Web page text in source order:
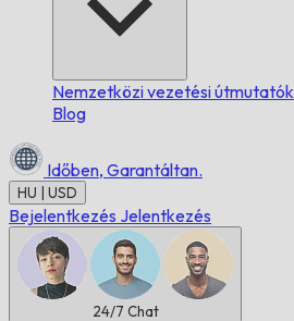
Nemzetközi vezetési útmutatók
Blog
Időben, Garantáltan.
HU | USD
Bejelentkezés Jelentkezés
24/7 Chat